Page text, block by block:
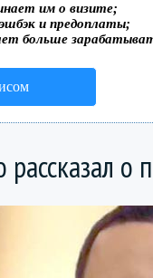
им о визите;
и предоплаты;
больше
о